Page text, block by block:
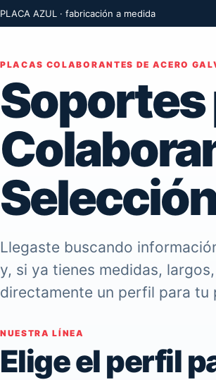
PLACA AZUL · fabricación a medida
PLACAS COLABORANTES DE ACERO
Soportes
Llegaste buscando
y, si ya tienes medidas,
directamente un perfil para tu
NUESTRA LÍNEA
Elige el perfil